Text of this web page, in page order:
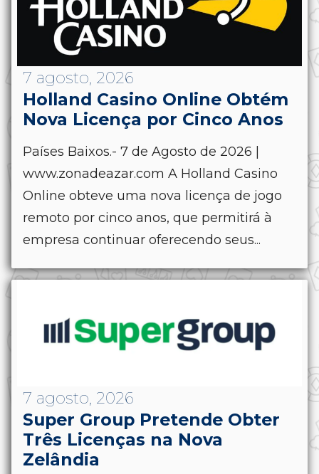
7 agosto, 2026
Holland Casino Online Obtém
Nova Licença por Cinco Anos
Países Baixos.- 7 de Agosto de 2026 |
www.zonadeazar.com A Holland Casino
Online obteve uma nova licença de jogo
remoto por cinco anos, que permitirá à
empresa continuar oferecendo seus...
7 agosto, 2026
Super Group Pretende Obter
Três Licenças na Nova
Zelândia